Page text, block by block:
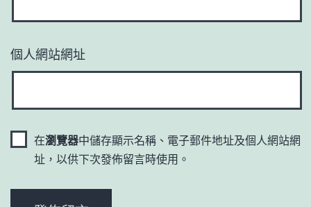
個人網站網址
在瀏覽器中儲存顯示名稱、電子郵件地址及個人網站網
址，以供下次發佈留言時使用。